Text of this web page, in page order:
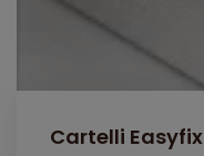
Cartelli Easyfix